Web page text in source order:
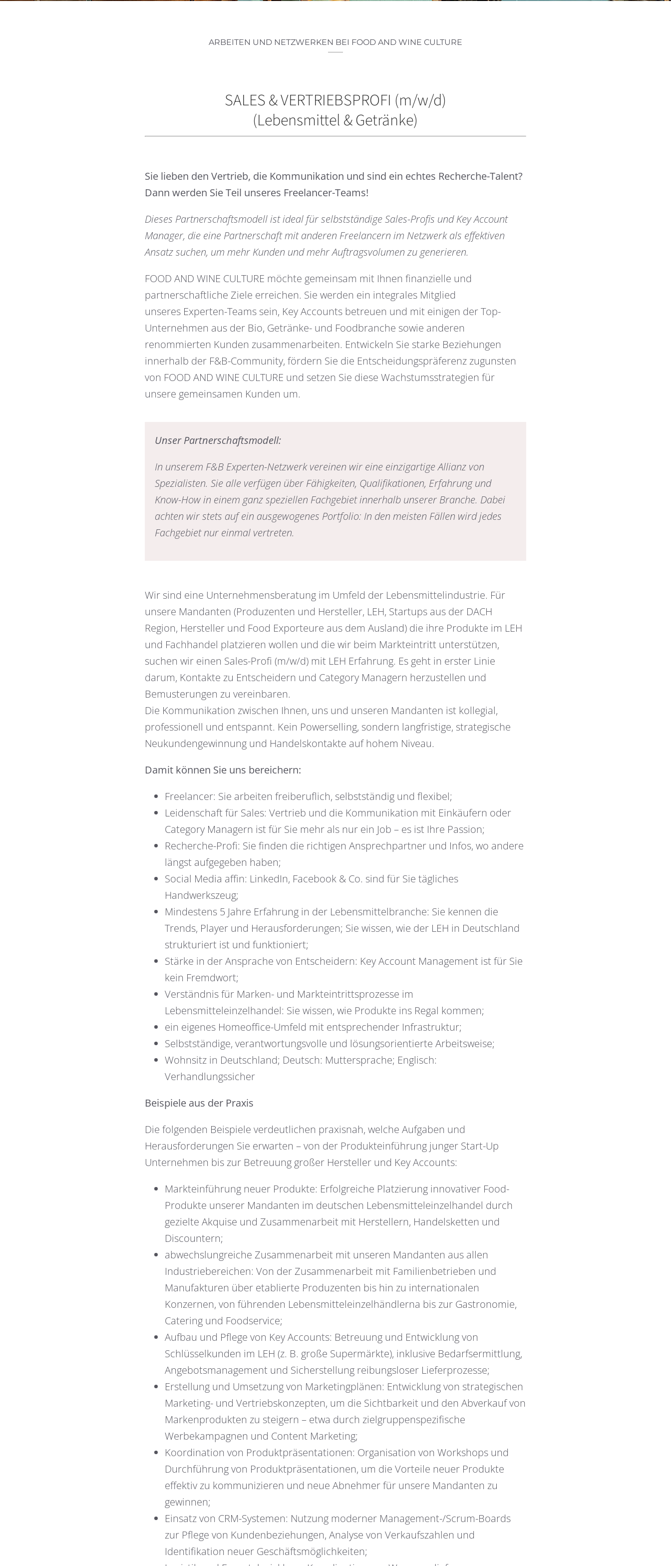
ARBEITEN UND NETZWERKEN BEI FOOD AND WINE CULTURE
SALES & VERTRIEBSPROFI (m/w/d)
(Lebensmittel & Getränke)
Sie lieben den Vertrieb, die Kommunikation und sind ein echtes Recherche-Talent?
Dann werden Sie Teil unseres Freelancer-Teams!
Dieses Partnerschaftsmodell ist ideal für selbstständige Sales-Profis und Key Account
Manager, die eine Partnerschaft mit anderen Freelancern im Netzwerk als effektiven
Ansatz suchen, um mehr Kunden und mehr Auftragsvolumen zu generieren.
FOOD AND WINE CULTURE möchte gemeinsam mit Ihnen finanzielle und
partnerschaftliche Ziele erreichen. Sie werden ein integrales Mitglied
unseres Experten-Teams sein, Key Accounts betreuen und mit einigen der Top-
Unternehmen aus der Bio, Getränke- und Foodbranche sowie anderen
renommierten Kunden zusammenarbeiten. Entwickeln Sie starke Beziehungen
innerhalb der F&B-Community, fördern Sie die Entscheidungspräferenz zugunsten
von FOOD AND WINE CULTURE und setzen Sie diese Wachstumsstrategien für
unsere gemeinsamen Kunden um.
Unser Partnerschaftsmodell:
In unserem F&B Experten-Netzwerk vereinen wir eine einzigartige Allianz von
Spezialisten. Sie alle verfügen über Fähigkeiten, Qualifikationen, Erfahrung und
Know-How in einem ganz speziellen Fachgebiet innerhalb unserer Branche. Dabei
achten wir stets auf ein ausgewogenes Portfolio: In den meisten Fällen wird jedes
Fachgebiet nur einmal vertreten.
Wir sind eine Unternehmensberatung im Umfeld der Lebensmittelindustrie. Für
unsere Mandanten (Produzenten und Hersteller, LEH, Startups aus der DACH
Region, Hersteller und Food Exporteure aus dem Ausland) die ihre Produkte im LEH
und Fachhandel platzieren wollen und die wir beim Markteintritt unterstützen,
suchen wir einen Sales-Profi (m/w/d) mit LEH Erfahrung. Es geht in erster Linie
darum, Kontakte zu Entscheidern und Category Managern herzustellen und
Bemusterungen zu vereinbaren.
Die Kommunikation zwischen Ihnen, uns und unseren Mandanten ist kollegial,
professionell und entspannt. Kein Powerselling, sondern langfristige, strategische
Neukundengewinnung und Handelskontakte auf hohem Niveau.
Damit können Sie uns bereichern:
Freelancer: Sie arbeiten freiberuflich, selbstständig und flexibel;
Leidenschaft für Sales: Vertrieb und die Kommunikation mit Einkäufern oder
Category Managern ist für Sie mehr als nur ein Job – es ist Ihre Passion;
Recherche-Profi: Sie finden die richtigen Ansprechpartner und Infos, wo andere
längst aufgegeben haben;
Social Media affin: LinkedIn, Facebook & Co. sind für Sie tägliches
Handwerkszeug;
Mindestens 5 Jahre Erfahrung in der Lebensmittelbranche: Sie kennen die
Trends, Player und Herausforderungen; Sie wissen, wie der LEH in Deutschland
strukturiert ist und funktioniert;
Stärke in der Ansprache von Entscheidern: Key Account Management ist für Sie
kein Fremdwort;
Verständnis für Marken- und Markteintrittsprozesse im
Lebensmitteleinzelhandel: Sie wissen, wie Produkte ins Regal kommen;
ein eigenes Homeoffice-Umfeld mit entsprechender Infrastruktur;
Selbstständige, verantwortungsvolle und lösungsorientierte Arbeitsweise;
Wohnsitz in Deutschland; Deutsch: Muttersprache; Englisch:
Verhandlungssicher
Beispiele aus der Praxis
Die folgenden Beispiele verdeutlichen praxisnah, welche Aufgaben und
Herausforderungen Sie erwarten – von der Produkteinführung junger Start-Up
Unternehmen bis zur Betreuung großer Hersteller und Key Accounts:
Markteinführung neuer Produkte: Erfolgreiche Platzierung innovativer Food-
Produkte unserer Mandanten im deutschen Lebensmitteleinzelhandel durch
gezielte Akquise und Zusammenarbeit mit Herstellern, Handelsketten und
Discountern;
abwechslungreiche Zusammenarbeit mit unseren Mandanten aus allen
Industriebereichen: Von der Zusammenarbeit mit Familienbetrieben und
Manufakturen über etablierte Produzenten bis hin zu internationalen
Konzernen, von führenden Lebensmitteleinzelhändlerna bis zur Gastronomie,
Catering und Foodservice;
Aufbau und Pflege von Key Accounts: Betreuung und Entwicklung von
Schlüsselkunden im LEH (z. B. große Supermärkte), inklusive Bedarfsermittlung,
Angebotsmanagement und Sicherstellung reibungsloser Lieferprozesse;
Erstellung und Umsetzung von Marketingplänen: Entwicklung von strategischen
Marketing- und Vertriebskonzepten, um die Sichtbarkeit und den Abverkauf von
Markenprodukten zu steigern – etwa durch zielgruppenspezifische
Werbekampagnen und Content Marketing;
Koordination von Produktpräsentationen: Organisation von Workshops und
Durchführung von Produktpräsentationen, um die Vorteile neuer Produkte
effektiv zu kommunizieren und neue Abnehmer für unsere Mandanten zu
gewinnen;
Einsatz von CRM-Systemen: Nutzung moderner Management-/Scrum-Boards
zur Pflege von Kundenbeziehungen, Analyse von Verkaufszahlen und
Identifikation neuer Geschäftsmöglichkeiten;